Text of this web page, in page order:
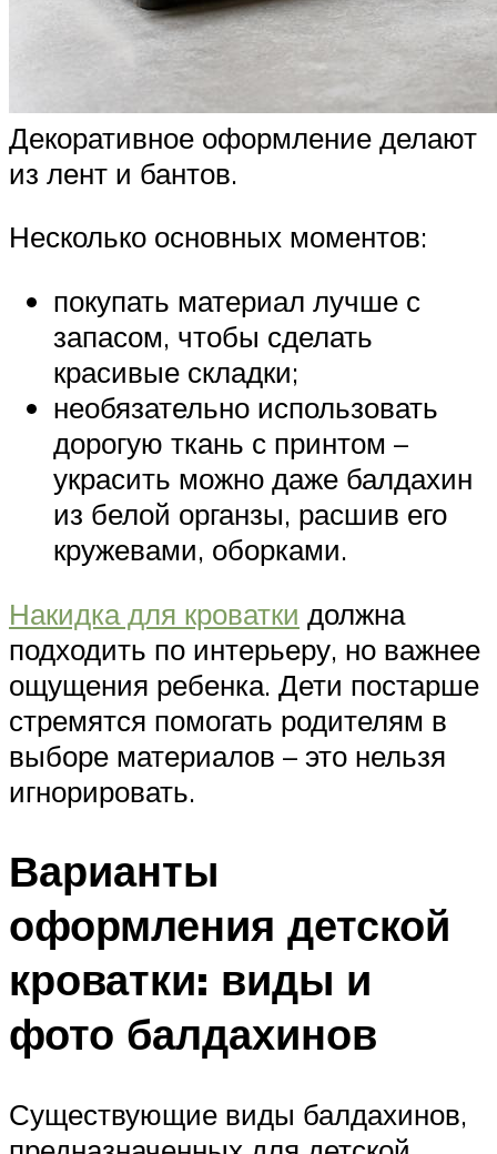
Декоративное оформление делают
из лент и бантов.
Несколько основных моментов:
покупать материал лучше с
запасом, чтобы сделать
красивые складки;
необязательно использовать
дорогую ткань с принтом –
украсить можно даже балдахин
из белой органзы, расшив его
кружевами, оборками.
Накидка для кроватки должна
подходить по интерьеру, но важнее
ощущения ребенка. Дети постарше
стремятся помогать родителям в
выборе материалов – это нельзя
игнорировать.
Варианты
оформления детской
кроватки: виды и
фото балдахинов
Существующие виды балдахинов,